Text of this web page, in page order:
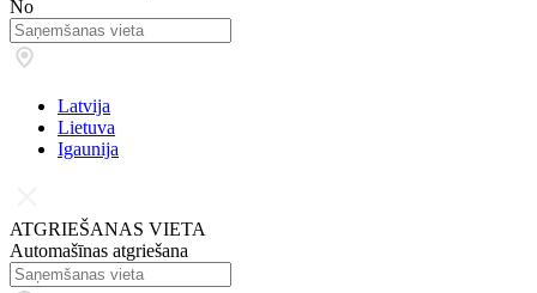
No
Latvijа
Lietuva
Igaunija
ATGRIEŠANAS VIETA
Automašīnas atgriešana